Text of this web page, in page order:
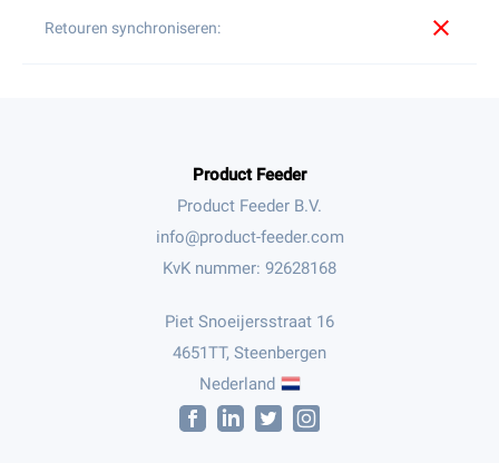
close
Product Feeder
Product Feeder B.V.
KvK nummer: 92628168
Piet Snoeijersstraat 16
4651TT, Steenbergen
Nederland